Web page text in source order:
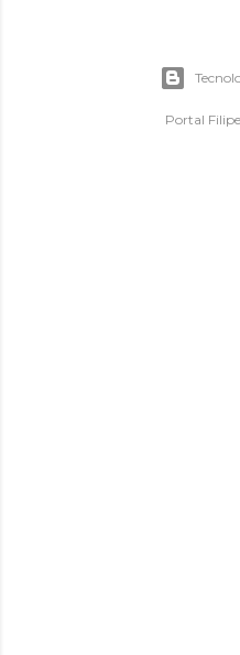
Portal